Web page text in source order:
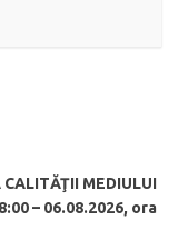
MEDIULUI
– 06.08.2026, ora